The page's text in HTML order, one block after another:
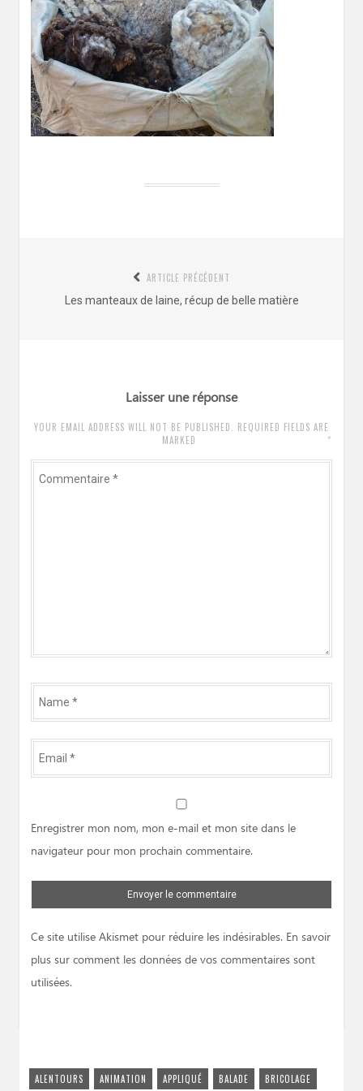
ARTICLE PRÉCÉDENT
Article
Les manteaux de laine, récup de belle matière
Laisser une réponse
YOUR EMAIL ADDRESS WILL NOT BE PUBLISHED. REQUIRED FIELDS ARE
MARKED
*
Commentaire
Name
*
Email
*
Enregistrer mon nom, mon e-mail et mon site dans le
navigateur pour mon prochain commentaire.
Ce site utilise Akismet pour réduire les indésirables. En savoir
plus sur comment les données de vos commentaires sont
utilisées.
ALENTOURS ANIMATION APPLIQUÉ BALADE BRICOLAGE